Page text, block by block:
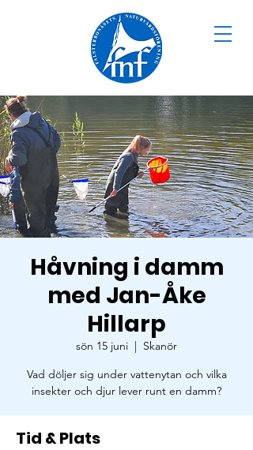
Håvning i damm
med Jan-Åke
Hillarp
sön 15 juni
  |
Skanör
Vad döljer sig under vattenytan och vilka
insekter och djur lever runt en damm?
Tid & Plats